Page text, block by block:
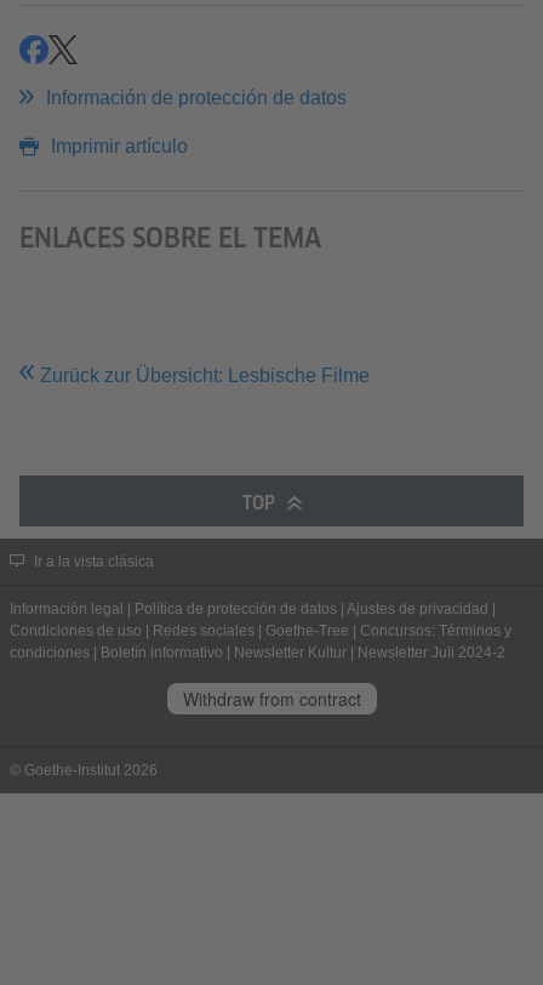
compartir
compartir
Información de protección de datos
Imprimir artículo
ENLACES SOBRE EL TEMA
Zurück zur Übersicht: Lesbische Filme
TOP
Ir a la vista clásica
Información legal Política de protección de datos Ajustes de privacidad
Condiciones de uso
Redes sociales Goethe-Tree
Concursos: Términos y
condiciones
Boletín informativo Newsletter Kultur Newsletter Juli 2024-2
Withdraw from contract
© Goethe-Institut 2026